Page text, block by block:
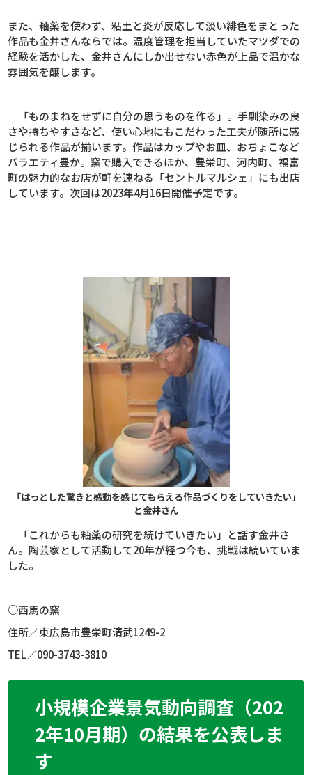
また、釉薬を使わず、粘土と炎が反応して淡い緋色をまとった
作品も金井さんならでは。温度管理を担当していたマツダでの
経験を活かした、金井さんにしか出せない赤色が上品で温かな
雰囲気を醸します。
「ものまねをせずに自分の思うものを作る」。手馴染みの良
さや持ちやすさなど、使い心地にもこだわった工夫が随所に感
じられる作品が揃います。作品はカップやお皿、おちょこなど
バラエティ豊か。窯で購入できるほか、豊栄町、河内町、福富
町の魅力的なお店が軒を連ねる「セントルマルシェ」にも出店
しています。次回は2023年4月16日開催予定です。
「はっとした驚きと感動を感じてもらえる作品づくりをしていきたい」
と金井さん
「これからも釉薬の研究を続けていきたい」と話す金井さ
ん。陶芸家として活動して20年が経つ今も、挑戦は続いていま
した。
○西馬の窯
住所／東広島市豊栄町清武1249-2
TEL／090-3743-3810
小規模企業景気動向調査（202
2年10月期）の結果を公表しま
す